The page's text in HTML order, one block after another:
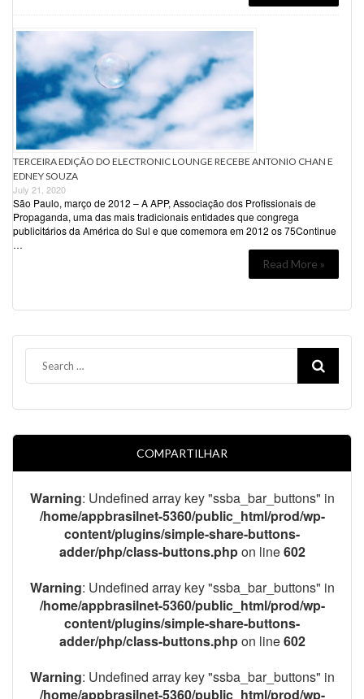
TERCEIRA EDIÇÃO DO ELECTRONIC LOUNGE RECEBE ANTONIO CHAN E
EDNEY SOUZA
July 21, 2020
São Paulo, março de 2012 – A APP, Associação dos Profissionais de
Propaganda, uma das mais tradicionais entidades que congrega
publicitários da América do Sul e que comemora em 2012 os 75Continue
…
Read More »
COMPARTILHAR
Warning: Undefined array key "ssba_bar_buttons" in
/home/appbrasilnet-5360/public_html/prod/wp-
content/plugins/simple-share-buttons-
adder/php/class-buttons.phpon line602
Warning: Undefined array key "ssba_bar_buttons" in
/home/appbrasilnet-5360/public_html/prod/wp-
content/plugins/simple-share-buttons-
adder/php/class-buttons.phpon line602
Warning: Undefined array key "ssba_bar_buttons" in
/home/appbrasilnet-5360/public_html/prod/wp-